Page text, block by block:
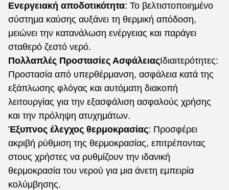
Ενεργειακή αποδοτικότητα: Το βελτιστοποιημένο
σύστημα καύσης αυξάνει τη θερμική απόδοση,
μειώνει την κατανάλωση ενέργειας και παράγει
σταθερό ζεστό νερό.
Πολλαπλές Προστασίες ΑσφάλειαςΙδιαιτερότητες:
Προστασία από υπερθέρμανση, ασφάλεια κατά της
εξάπλωσης φλόγας και αυτόματη διακοπή
λειτουργίας για την εξασφάλιση ασφαλούς χρήσης
και την πρόληψη ατυχημάτων.
Έξυπνος έλεγχος θερμοκρασίας: Προσφέρει
ακριβή ρύθμιση της θερμοκρασίας, επιτρέποντας
στους χρήστες να ρυθμίζουν την ιδανική
θερμοκρασία του νερού για μια άνετη εμπειρία
κολύμβησης.